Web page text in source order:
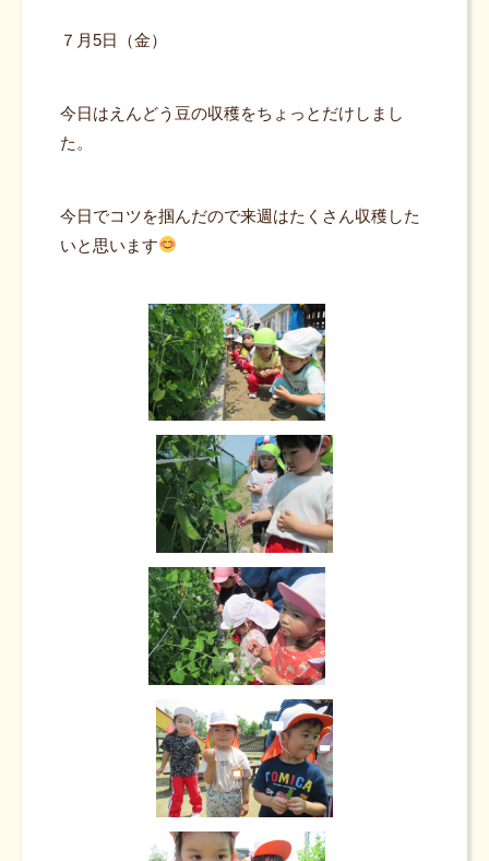
７月5日（金）
今日はえんどう豆の収穫をちょっとだけしまし
た。
今日でコツを掴んだので来週はたくさん収穫した
いと思います